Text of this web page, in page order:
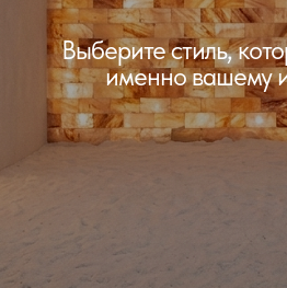
Выберите стиль,
именно вашему